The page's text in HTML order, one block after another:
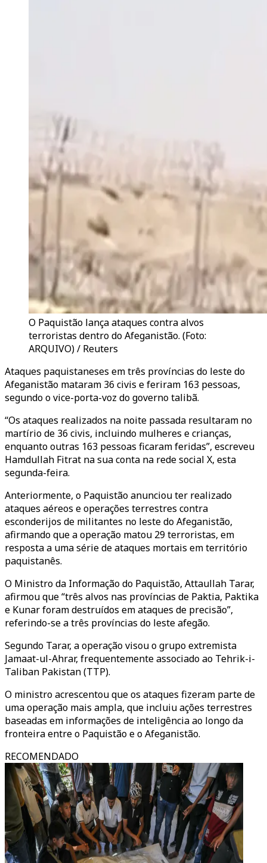
O Paquistão lança ataques contra alvos
terroristas dentro do Afeganistão. (Foto:
ARQUIVO) / Reuters
Ataques paquistaneses em três províncias do leste do
Afeganistão mataram 36 civis e feriram 163 pessoas,
segundo o vice-porta-voz do governo talibã.
“Os ataques realizados na noite passada resultaram no
martírio de 36 civis, incluindo mulheres e crianças,
enquanto outras 163 pessoas ficaram feridas”, escreveu
Hamdullah Fitrat na sua conta na rede social X, esta
segunda-feira.
Anteriormente, o Paquistão anunciou ter realizado
ataques aéreos e operações terrestres contra
esconderijos de militantes no leste do Afeganistão,
afirmando que a operação matou 29 terroristas, em
resposta a uma série de ataques mortais em território
paquistanês.
O Ministro da Informação do Paquistão, Attaullah Tarar,
afirmou que “três alvos nas províncias de Paktia, Paktika
e Kunar foram destruídos em ataques de precisão”,
referindo-se a três províncias do leste afegão.
Segundo Tarar, a operação visou o grupo extremista
Jamaat-ul-Ahrar, frequentemente associado ao Tehrik-i-
Taliban Pakistan (TTP).
O ministro acrescentou que os ataques fizeram parte de
uma operação mais ampla, que incluiu ações terrestres
baseadas em informações de inteligência ao longo da
fronteira entre o Paquistão e o Afeganistão.
RECOMENDADO